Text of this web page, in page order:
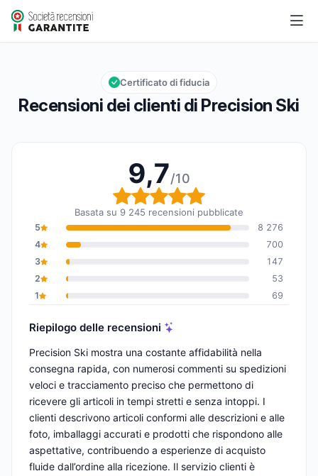
Precision Ski
Valutazione globale: 9,7 su 10
9,7/10
Recensioni dei clienti di Precision Ski
Certificato di fiducia
9,7/10
Valutazione globale:
Basata su 9 245 recensioni pubblicate
5
8 276
4
700
3
147
2
53
1
69
Riepilogo delle recensioni
Precision Ski mostra una costante affidabilità nella
consegna rapida, con numerosi commenti su spedizioni
veloci e tracciamento preciso che permettono di
ricevere gli articoli in tempi stretti e senza intoppi. I
clienti descrivono articoli conformi alle descrizioni e alle
foto, imballaggi accurati e prodotti che rispondono alle
aspettative, contribuendo a esperienze di acquisto
fluide dall’ordine alla ricezione. Il servizio clienti è